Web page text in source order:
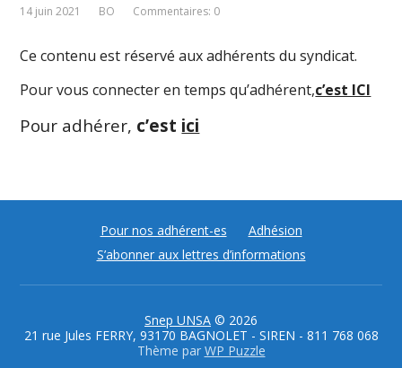
14 juin 2021 BO Commentaires: 0
Ce contenu est réservé aux adhérents du syndicat.
Pour vous connecter en temps qu’adhérent,c’est ICI
Pour adhérer, c’est ici
Pour nos adhérent-es
Adhésion
S’abonner aux lettres d’informations
Snep UNSA © 2026
21 rue Jules FERRY, 93170 BAGNOLET - SIREN - 811 768 068
Thème par WP Puzzle